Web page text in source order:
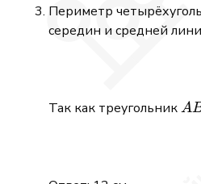
Периметр
середин и средней
Так как треугольник A